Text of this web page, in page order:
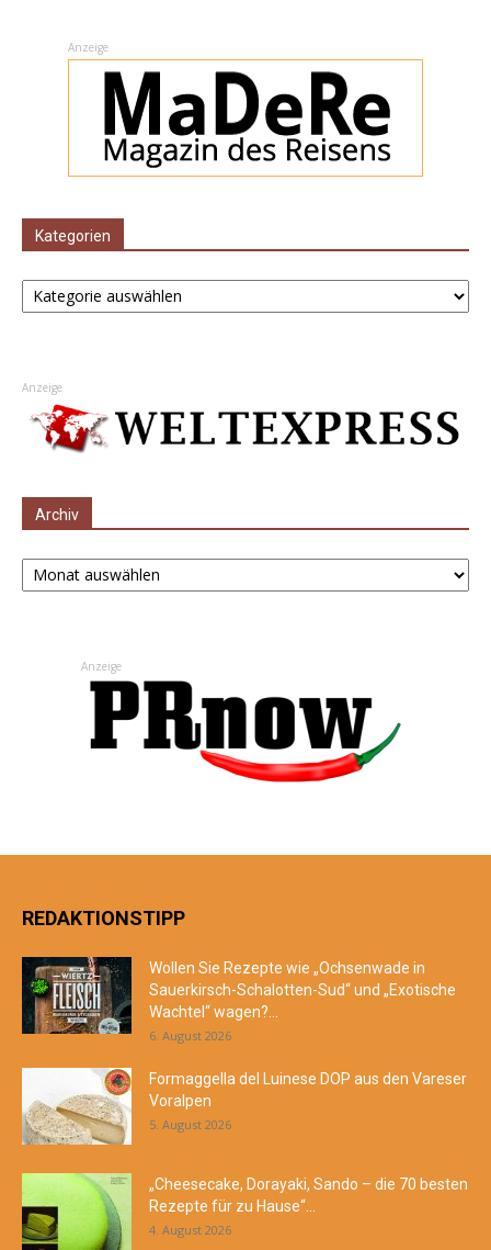
Anzeige
Kategorien
Kategorien
Anzeige
Archiv
Archiv
Anzeige
REDAKTIONSTIPP
Wollen Sie Rezepte wie „Ochsenwade in
Sauerkirsch-Schalotten-Sud“ und „Exotische
Wachtel“ wagen?...
6. August 2026
Formaggella del Luinese DOP aus den Vareser
Voralpen
5. August 2026
„Cheesecake, Dorayaki, Sando – die 70 besten
Rezepte für zu Hause“...
4. August 2026